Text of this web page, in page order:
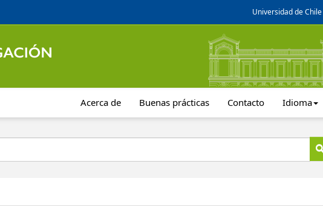
Universidad de Chile
Acerca de Buenas prácticas Contacto Idioma